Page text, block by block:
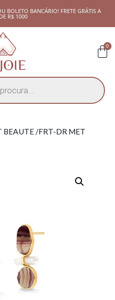
BOLETO BANCÁRIO! FRETE GRÁTIS A
R$ 1000
0
BEAUTE /FRT-DR MET